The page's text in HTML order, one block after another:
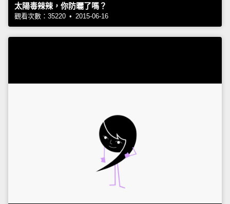
太陽毒辣辣，你防曬了嗎？
觀看次數：35220 • 2015-06-16